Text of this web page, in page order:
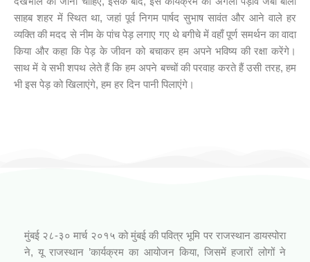
साहब शहर में स्थित था, जहां पूर्व निगम पार्षद सुभाष सावंत और आने वाले हर
व्यक्ति की मदद से नीम के पांच पेड़ लगाए गए थे बगीचे में वहाँ पूर्ण समर्थन का वादा
किया और कहा कि पेड़ के जीवन को बचाकर हम अपने भविष्य की रक्षा करेंगे।
साथ में वे सभी शपथ लेते हैं कि हम अपने बच्चों की परवाह करते हैं उसी तरह, हम
भी इस पेड़ को खिलाएंगे, हम हर दिन पानी पिलाएंगे।
मुंबई २८-३० मार्च २०१५ को मुंबई की पवित्र भूमि पर राजस्थान डायस्पोरा
ने, यू राजस्थान ’कार्यक्रम का आयोजन किया, जिसमें हजारों लोगों ने